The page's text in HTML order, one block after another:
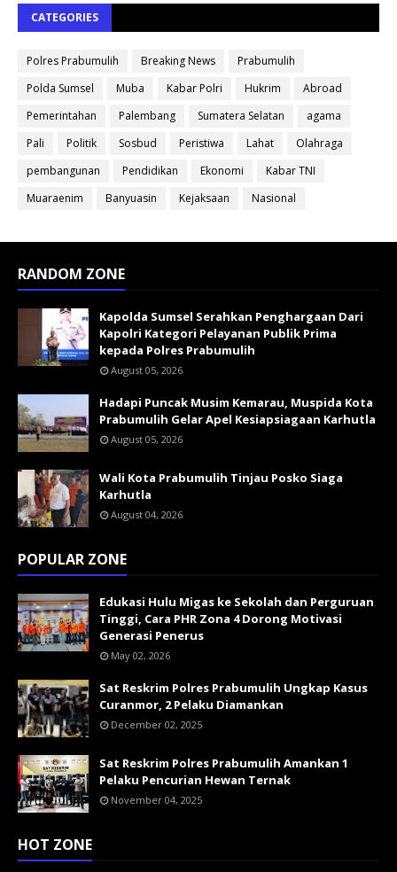
CATEGORIES
Polres Prabumulih Breaking News
Prabumulih
Polda Sumsel
Muba Kabar Polri Hukrim
Abroad
Pemerintahan
Palembang Sumatera Selatan
agama
Pali
Politik Sosbud Peristiwa Lahat
Olahraga
pembangunan
Pendidikan Ekonomi
Kabar TNI
Muaraenim
Banyuasin Kejaksaan Nasional
RANDOM ZONE
Kapolda Sumsel Serahkan Penghargaan Dari
Kapolri Kategori Pelayanan Publik Prima
kepada Polres Prabumulih
August 05, 2026
Hadapi Puncak Musim Kemarau, Muspida Kota
Prabumulih Gelar Apel Kesiapsiagaan Karhutla
August 05, 2026
Wali Kota Prabumulih Tinjau Posko Siaga
Karhutla
August 04, 2026
POPULAR ZONE
Edukasi Hulu Migas ke Sekolah dan Perguruan
Tinggi, Cara PHR Zona 4 Dorong Motivasi
Generasi Penerus
May 02, 2026
Sat Reskrim Polres Prabumulih Ungkap Kasus
Curanmor, 2 Pelaku Diamankan
December 02, 2025
Sat Reskrim Polres Prabumulih Amankan 1
Pelaku Pencurian Hewan Ternak
November 04, 2025
HOT ZONE